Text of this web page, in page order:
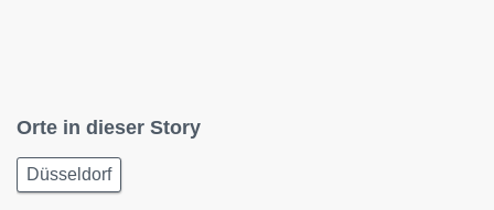
Orte in dieser Story
Düsseldorf